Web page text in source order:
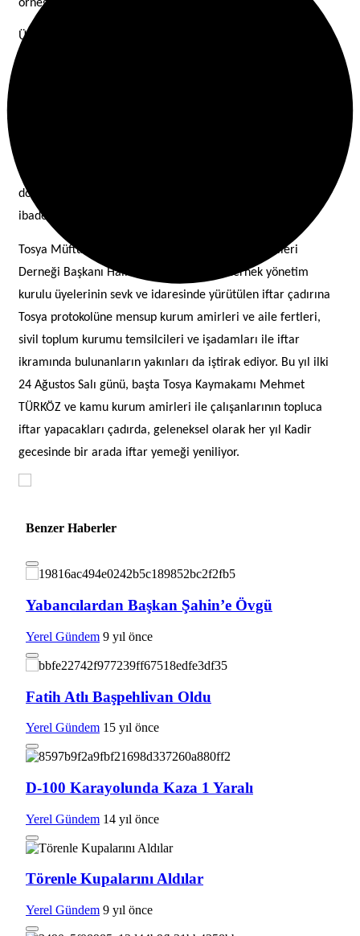
örneğini gözler önüne sergiliyor.
Ülke genelinde çoğunlukla belediyeler veya sivil toplum
hizmet ediyor. İftara gelen yüzlerce kişinin karnını
doyurmadan orucunu açmayan din görevlileri, bu hizmeti
ibadet şuuru içerisinde ifa ediyor.
Tosya Müftüsü Hikmet YAZICI ve Tosya Din Görevlileri
Derneği Başkanı Halil İbrahim ÜNAL ile dernek yönetim
kurulu üyelerinin sevk ve idaresinde yürütülen iftar çadırına
Tosya protokolüne mensup kurum amirleri ve aile fertleri,
sivil toplum kurumu temsilcileri ve işadamları ile iftar
ikramında bulunanların yakınları da iştirak ediyor. Bu yıl ilki
24 Ağustos Salı günü, başta Tosya Kaymakamı Mehmet
TÜRKÖZ ve kamu kurum amirleri ile çalışanlarının topluca
iftar yapacakları çadırda, geleneksel olarak her yıl Kadir
gecesinde bir arada iftar yemeği yeniliyor.
Benzer Haberler
Yabancılardan Başkan Şahin’e Övgü
Yerel Gündem 9 yıl önce
Fatih Atlı Başpehlivan Oldu
Yerel Gündem 15 yıl önce
D-100 Karayolunda Kaza 1 Yaralı
Yerel Gündem 14 yıl önce
Törenle Kupalarını Aldılar
Yerel Gündem 9 yıl önce